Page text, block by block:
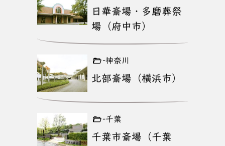
日華斎場・多磨葬祭
場（府中市）
-神奈川
北部斎場（横浜市）
-千葉
千葉市斎場（千葉